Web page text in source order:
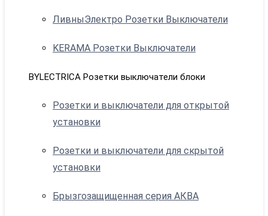
ЛивныЭлектро Розетки Выключатели
KERAMA Розетки Выключатели
BYLECTRICA Розетки выключатели блоки
Розетки и выключатели для открытой
установки
Розетки и выключатели для скрытой
установки
Брызгозащищенная серия АКВА